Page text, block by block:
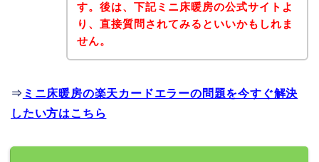
す。後は、下記ミニ床暖房の公式サイトよ
り、直接質問されてみるといいかもしれま
せん。
⇒ ミニ床暖房の楽天カードエラーの問題を今すぐ解決
したい方はこちら